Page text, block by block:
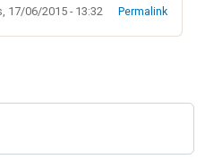
17/06/2015 - 13:32 Permalink